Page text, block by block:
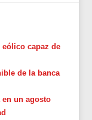
capaz de
de la banca
un agosto